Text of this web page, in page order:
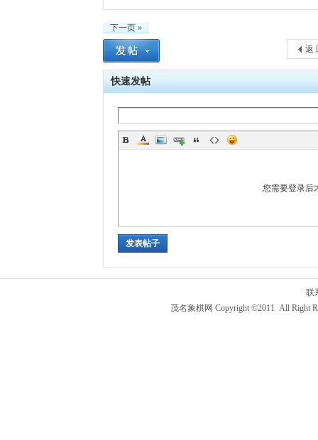
下一页 »
返
快速发帖
您需要登录后
发表帖子
联
茂名象棋网 Copyright ©2011 All Right